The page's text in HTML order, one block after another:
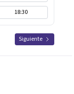
18:30
Siguiente